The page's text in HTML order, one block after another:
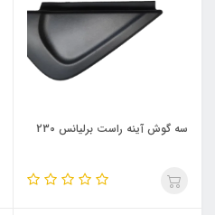
سه گوش آینه راست برلیانس 230